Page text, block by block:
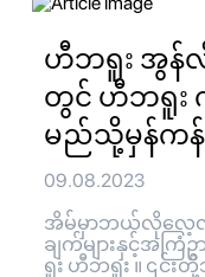
ဟီဘရူး အွန်လို
တွင် ဟီဘရူး
မည်သို့မှန်ကန်
09.08.2023
အိမ်မှာဘယ်လိုလေ့လ
ချက်များနှင့်အက
ရူး ဟီဘရူး ။ ၎င်